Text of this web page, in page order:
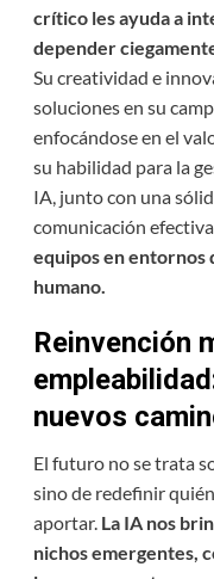
crítico les ayuda a
depender
Su creatividad e
soluciones en su
enfocándose en el
su habilidad para la
IA, junto con una
comunicación
equipos en entornos
humano.
Reinvención
nuevos
El futuro no se trata
sino de redefinir
aportar. La IA nos
nichos emergentes,